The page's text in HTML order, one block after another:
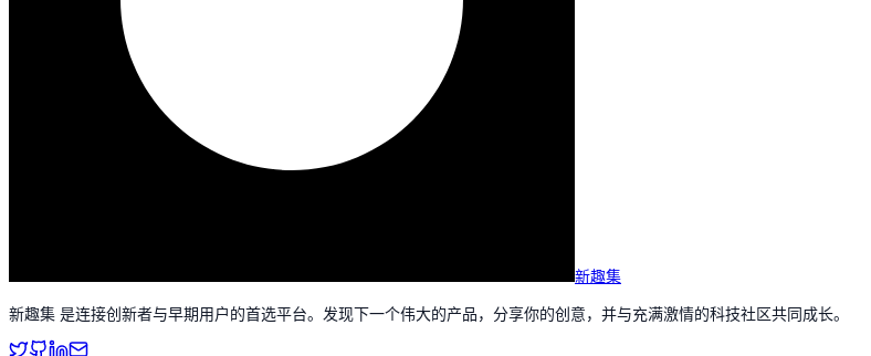
新趣集
新趣集 是连接创新者与早期用户的首选平台。发现下一个伟大的产品，分享你的创意，并与充满激情的科技社区共同成长。